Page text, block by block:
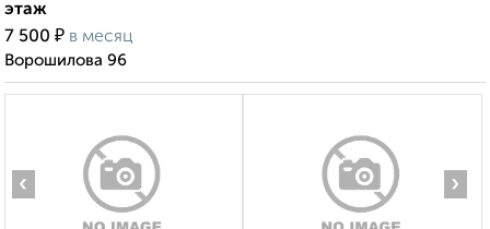
этаж
7 500 ₽ в месяц
Ворошилова 96
‹ ›